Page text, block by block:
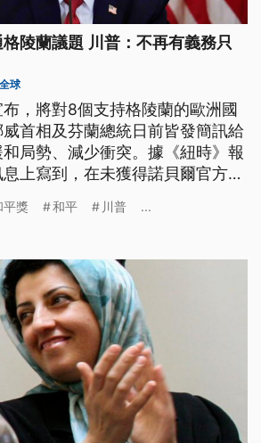
陵蘭議題 川普：不再有義務只
全球
，將對8個支持格陵蘭的歐洲國
首相及芬蘭總統日前皆發簡訊給
局勢、減少衝突。據《紐時》報
上寫到，在未獲得諾貝爾官方頒
平獎 和平 川普 ...